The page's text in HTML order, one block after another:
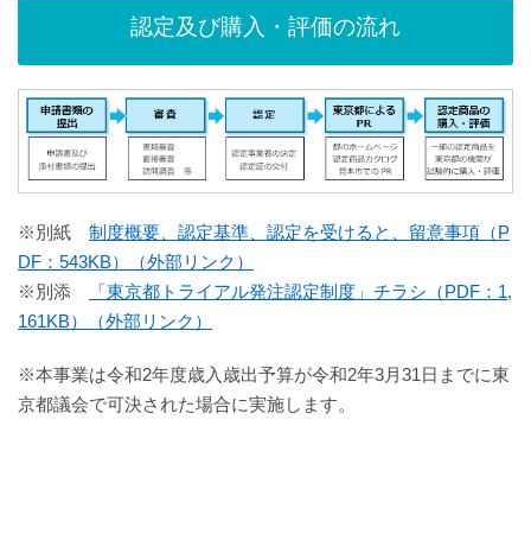
認定及び購入・評価の流れ
※別紙 制度概要、認定基準、認定を受けると、留意事項（P
DF：543KB）（外部リンク）
※別添
「東京都トライアル発注認定制度」チラシ（PDF：1,
161KB）（外部リンク）
※本事業は令和2年度歳入歳出予算が令和2年3月31日までに東
京都議会で可決された場合に実施します。